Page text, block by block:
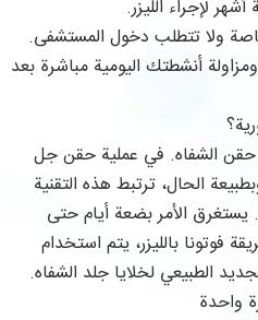
لإجراء الليزر.
ولا تتطلب دخول المستشفى.
أنشطتك اليومية مباشرة بعد
حقن الشفاه. في عملية حقن جل
الحال، ترتبط هذه التقنية
يستغرق الأمر بضعة أيام حتى
فوتونا بالليزر، يتم استخدام
الطبيعي لخلايا جلد الشفاه.
واحدة